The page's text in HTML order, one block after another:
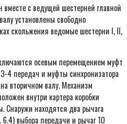
вместе с ведущей шестерней главной
установлены свободно
скольжения ведомые шестерни I, II,
осевым перемещением муфт
4 передач и муфты синхронизатора
вторичном валу. Механизм
внутри картера коробки
Снаружи находятся два рычага
выбора передачи и рычаг 10